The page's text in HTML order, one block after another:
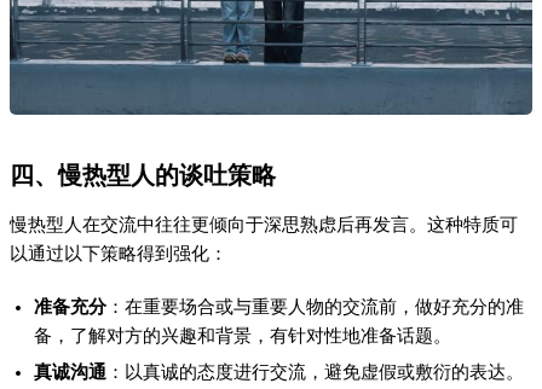
四、慢热型人的谈吐策略
慢热型人在交流中往往更倾向于深思熟虑后再发言。这种特质可
以通过以下策略得到强化：
准备充分：在重要场合或与重要人物的交流前，做好充分的准
备，了解对方的兴趣和背景，有针对性地准备话题。
真诚沟通 ：以真诚的态度进行交流，避免虚假或敷衍的表达。